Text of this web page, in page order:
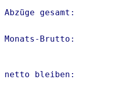
Abzüge gesamt:
Monats-
netto